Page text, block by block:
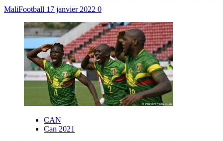
MaliFootball 17 janvier 2022 0
CAN
Can 2021